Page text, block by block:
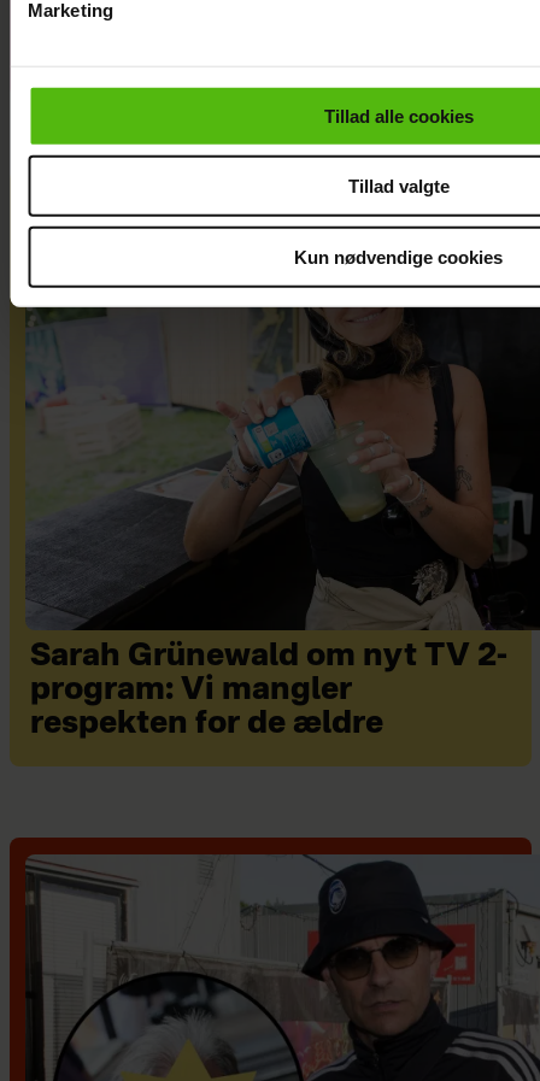
cookiepolitik.
Marketing
Tillad alle cookies
Tillad valgte
Kun nødvendige cookies
Sarah Grünewald om nyt TV 2-
program: Vi mangler
respekten for de ældre